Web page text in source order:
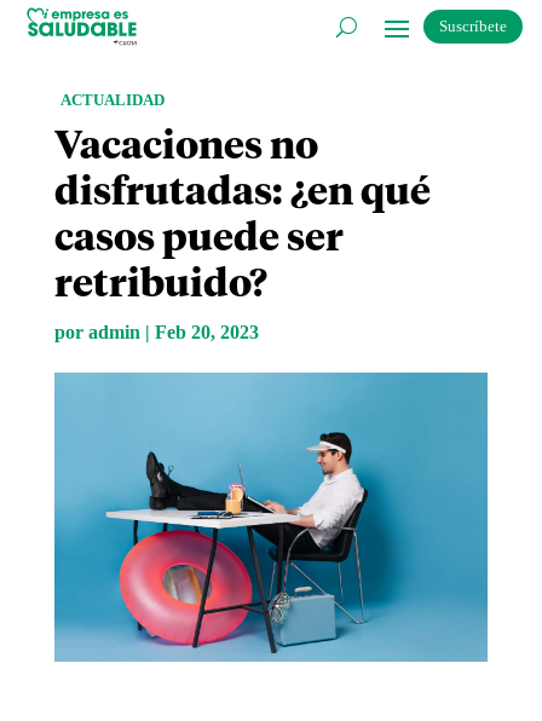
Suscríbete
ACTUALIDAD
Vacaciones no
disfrutadas: ¿en qué
casos puede ser
retribuido?
por admin | Feb 20, 2023